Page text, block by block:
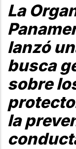
La
lanzó
busca
sobre
la